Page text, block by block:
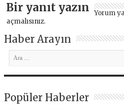
Bir yanıt yazın Yorum
açmalısınız.
Haber Arayın
Popüler Haberler